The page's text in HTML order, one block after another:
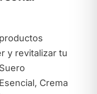
y revitalizar tu
Crema